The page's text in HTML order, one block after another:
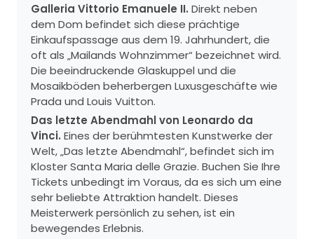
Galleria Vittorio Emanuele II. Direkt neben
dem Dom befindet sich diese prächtige
Einkaufspassage aus dem 19. Jahrhundert, die
oft als „Mailands Wohnzimmer“ bezeichnet wird.
Die beeindruckende Glaskuppel und die
Mosaikböden beherbergen Luxusgeschäfte wie
Prada und Louis Vuitton.
Das letzte Abendmahl von Leonardo da
Vinci. Eines der berühmtesten Kunstwerke der
Welt, „Das letzte Abendmahl“, befindet sich im
Kloster Santa Maria delle Grazie. Buchen Sie Ihre
Tickets unbedingt im Voraus, da es sich um eine
sehr beliebte Attraktion handelt. Dieses
Meisterwerk persönlich zu sehen, ist ein
bewegendes Erlebnis.